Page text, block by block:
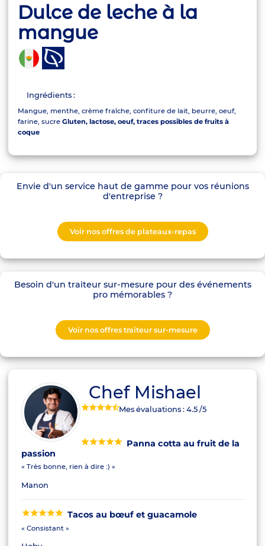
Dulce de leche à la
mangue
Ingrédients :
Mangue, menthe, crème fraîche, confiture de lait, beurre, oeuf,
farine, sucreGluten, lactose, oeuf, traces possibles de fruits à
coque
Envie d'un service haut de gamme pour vos réunions
d'entreprise ?
Voir nos offres de plateaux-repas
Besoin d'un traiteur sur-mesure pour des événements
pro mémorables ?
Voir nos offres traiteur sur-mesure
Chef Mishael
Mes évaluations :4.5/5
Panna cotta au fruit de la
passion
« Très bonne, rien à dire :) »
Manon
Tacos au bœuf et guacamole
« Consistant »